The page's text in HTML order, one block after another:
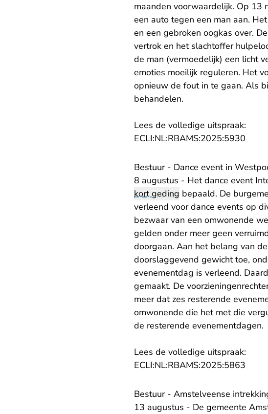
maanden voorwaardelijk. Op 13
een auto tegen een man aan.
en een gebroken oogkas over.
vertrok en het slachtoffer
de man (vermoedelijk) een licht
emoties moeilijk reguleren. Het
opnieuw de fout in te gaan. Als
behandelen.
Lees de volledige uitspraak:
ECLI:NL:RBAMS:2025:5930
Bestuur - Dance event in
8 augustus - Het dance event
kort geding bepaald. De
verleend voor dance events op
bezwaar van een omwonende
gelden onder meer geen
doorgaan. Aan het belang van
doorslaggevend gewicht toe,
evenementdag is verleend.
gemaakt. De
meer dat zes resterende
omwonende die het met die
de resterende evenementdagen.
Lees de volledige uitspraak:
ECLI:NL:RBAMS:2025:5863
Bestuur - Amstelveense
13 augustus - De gemeente